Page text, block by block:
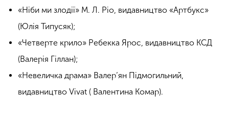
«Ніби ми злодії» М. Л. Ріо, видавництво «Артбукс»
(Юлія Типусяк);
«Четверте крило» Ребекка Ярос, видавництво КСД
(Валерія Гіллан);
«Невеличка драма» Валер’ян Підмогильний,
видавництво Vivat ( Валентина Комар).